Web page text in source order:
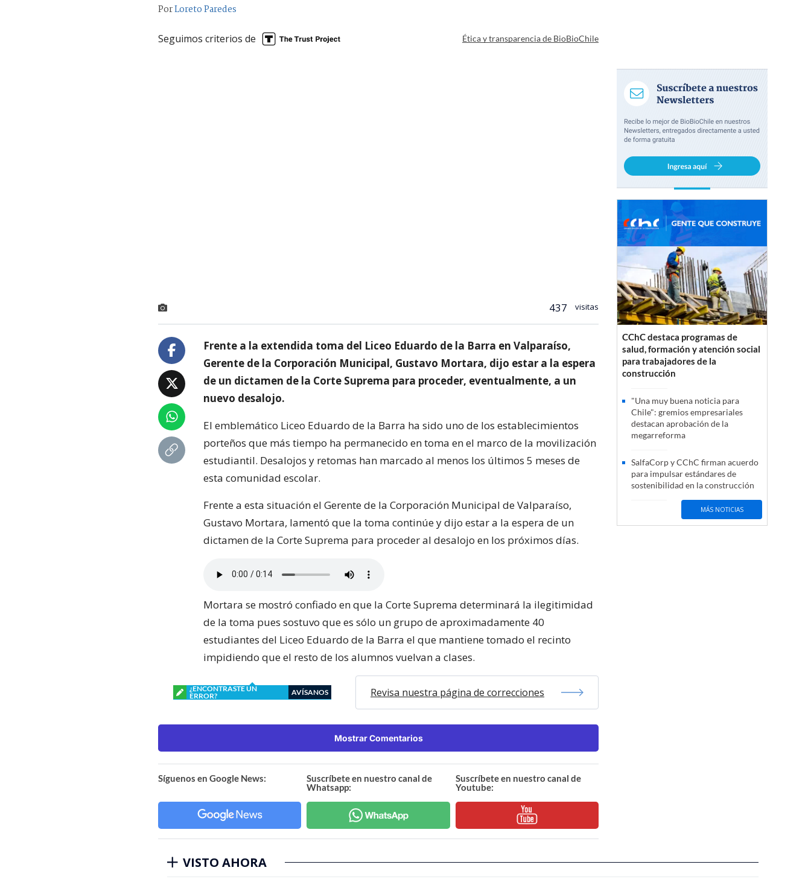
PorLoreto Paredes
Seguimos criterios de Ética y transparencia de BioBioChile
437 visitas
Frente a la extendida toma del Liceo Eduardo de la Barra en Valparaíso,
Gerente de la Corporación Municipal, Gustavo Mortara, dijo estar a la espera
de un dictamen de la Corte Suprema para proceder, eventualmente, a un
nuevo desalojo.
El emblemático Liceo Eduardo de la Barra ha sido uno de los establecimientos
porteños que más tiempo ha permanecido en toma en el marco de la movilización
estudiantil. Desalojos y retomas han marcado al menos los últimos 5 meses de
esta comunidad escolar.
Frente a esta situación el Gerente de la Corporación Municipal de Valparaíso,
Gustavo Mortara, lamentó que la toma continúe y dijo estar a la espera de un
dictamen de la Corte Suprema para proceder al desalojo en los próximos días.
Mortara se mostró confiado en que la Corte Suprema determinará la ilegitimidad
de la toma pues sostuvo que es sólo un grupo de aproximadamente 40
estudiantes del Liceo Eduardo de la Barra el que mantiene tomado el recinto
impidiendo que el resto de los alumnos vuelvan a clases.
¿ENCONTRASTE UN
ERROR?
AVÍSANOS Revisa nuestra página de correcciones
Mostrar Comentarios
Síguenos en Google News:
Suscríbete en nuestro canal de
Whatsapp:
Suscríbete en nuestro canal de
Youtube:
CChC destaca programas de
salud, formación y atención social
para trabajadores de la
construcción
"Una muy buena noticia para
Chile": gremios empresariales
destacan aprobación de la
megarreforma
SalfaCorp y CChC firman acuerdo
para impulsar estándares de
sostenibilidad en la construcción
MÁS NOTICIAS
VISTO AHORA